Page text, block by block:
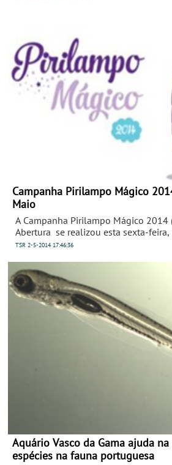
a brilhar foram os campeões
estrelas que voltam a encontrar-se
semana na estreia da competição
Campanha Pirilampo Mágico
Maio
A Campanha Pirilampo Mágico 2014
Abertura se realizou esta sexta-
decorrer entre 3 e 25 deste mesmo
TSR 2-5-201417:46:36
Aquário Vasco da Gama ajuda
espécies na fauna portuguesa